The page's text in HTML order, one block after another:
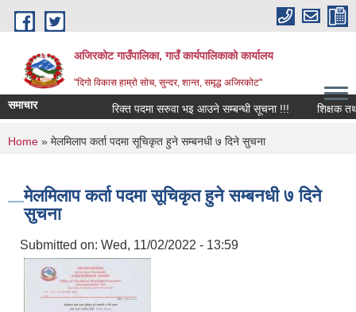
Skip to main content
अजिरकोट गाउँपालिका, गाउँ कार्यपालिकाको कार्यालय
"दिगो विकास हाम्रो सोच, सुन्दर, शान्त, समृद्ध अजिरकोट"
समाचार रिक्त पदमा सरुवा भइ आउने सम्बन्धी सूचना !!! शिक्षक तथा
You are here
Home » मेलमिलाप कर्ता पदमा सूचिकृत हुने सम्बनधी ७ दिने सुचना
मेलमिलाप कर्ता पदमा सूचिकृत हुने सम्बनधी ७ दिने
सुचना
Submitted on: Wed, 11/02/2022 - 13:59